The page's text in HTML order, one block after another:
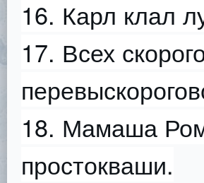
16. Карл клал
17. Всех
18. Мамаша
простокваши.